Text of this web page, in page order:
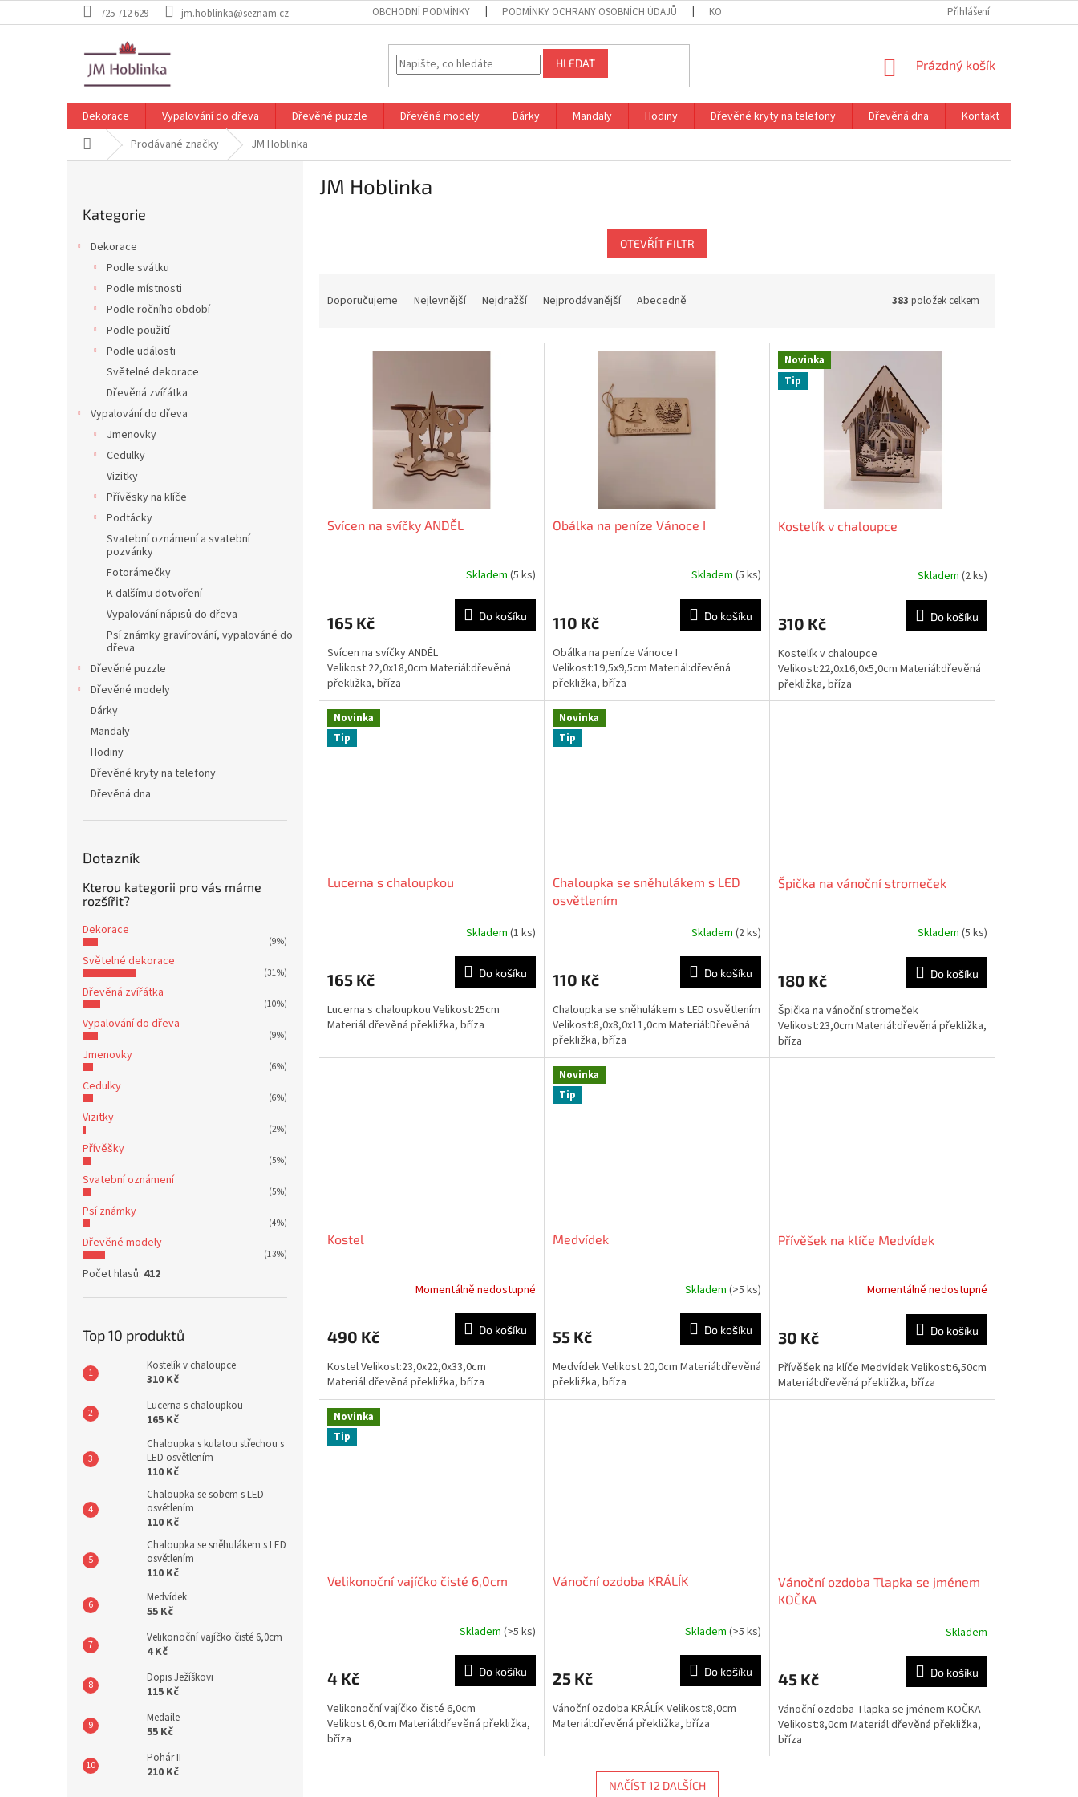
na
725 712 629 jm.hoblinka@seznam.cz OBCHODNÍ PODMÍNKY PODMÍNKY OCHRANY OSOBNÍCH ÚDAJŮ KONTAKT Přihlášení
HLEDAT
NÁKUPNÍ
Prázdný košík
Dekorace Vypalování do dřeva Dřevěné puzzle Dřevěné modely Dárky Mandaly Hodiny Dřevěné kryty na telefony Dřevěná dna
Kontakt
Domů Prodávané značky JM Hoblinka
kategorie
Kategorie
Dekorace
Podle svátku
Podle místnosti
Podle ročního období
Podle použití
Podle události
Světelné dekorace
Dřevěná zvířátka
Vypalování do dřeva
Jmenovky
Cedulky
Vizitky
Přívěsky na klíče
Podtácky
Svatební oznámení a svatební
pozvánky
Fotorámečky
K dalšímu dotvoření
Vypalování nápisů do dřeva
Psí známky gravírování, vypalováné do
dřeva
Dřevěné puzzle
Dřevěné modely
Dárky
Mandaly
Hodiny
Dřevěné kryty na telefony
Dřevěná dna
Dotazník
Kterou kategorii pro vás máme
rozšířit?
Dekorace
(9%)
Světelné dekorace
(31%)
Dřevěná zvířátka
(10%)
Vypalování do dřeva
(9%)
Jmenovky
(6%)
Cedulky
(6%)
Vizitky
(2%)
Přívěšky
(5%)
Svatební oznámení
(5%)
Psí známky
(4%)
Dřevěné modely
(13%)
Počet hlasů: 412
Top 10 produktů
Kostelík v chaloupce
310 Kč
Lucerna s chaloupkou
165 Kč
Chaloupka s kulatou střechou s
LED osvětlením
110 Kč
Chaloupka se sobem s LED
osvětlením
110 Kč
Chaloupka se sněhulákem s LED
osvětlením
110 Kč
Medvídek
55 Kč
Velikonoční vajíčko čisté 6,0cm
4 Kč
Dopis Ježíškovi
115 Kč
Medaile
55 Kč
Pohár II
210 Kč
JM Hoblinka
OTEVŘÍT FILTR
Doporučujeme Nejlevnější Nejdražší Nejprodávanější Abecedně 383 položek celkem
Svícen na svíčky ANDĚL
Skladem (5 ks)
165 Kč Do košíku
Svícen na svíčky ANDĚL
Velikost:22,0x18,0cm Materiál:dřevěná
překližka, bříza
Obálka na peníze Vánoce I
Skladem (5 ks)
110 Kč Do košíku
Obálka na peníze Vánoce I
Velikost:19,5x9,5cm Materiál:dřevěná
překližka, bříza
Novinka
Tip
Kostelík v chaloupce
je
z
5
hvězdiček.
Skladem (2 ks)
310 Kč Do košíku
Kostelík v chaloupce
Velikost:22,0x16,0x5,0cm Materiál:dřevěná
překližka, bříza
Novinka
Tip
Lucerna s chaloupkou
je
z
5
Skladem (1 ks)
165 Kč Do košíku
Lucerna s chaloupkou Velikost:25cm
Materiál:dřevěná překližka, bříza
Novinka
Tip
Chaloupka se sněhulákem s LED
osvětlením
Skladem (2 ks)
110 Kč Do košíku
Chaloupka se sněhulákem s LED osvětlením
Velikost:8,0x8,0x11,0cm Materiál:Dřevěná
překližka, bříza
Špička na vánoční stromeček
Skladem (5 ks)
180 Kč Do košíku
Špička na vánoční stromeček
Velikost:23,0cm Materiál:dřevěná překližka,
bříza
Kostel
je
z
5
hvězdiček.
Momentálně nedostupné
490 Kč Do košíku
Kostel Velikost:23,0x22,0x33,0cm
Materiál:dřevěná překližka, bříza
Novinka
Tip
Medvídek
Skladem (>5 ks)
55 Kč Do košíku
Medvídek Velikost:20,0cm Materiál:dřevěná
překližka, bříza
Přívěšek na klíče Medvídek
Momentálně nedostupné
30 Kč Do košíku
Přívěšek na klíče Medvídek Velikost:6,50cm
Materiál:dřevěná překližka, bříza
Novinka
Tip
Velikonoční vajíčko čisté 6,0cm
Skladem (>5 ks)
4 Kč Do košíku
Velikonoční vajíčko čisté 6,0cm
Velikost:6,0cm Materiál:dřevěná překližka,
bříza
Vánoční ozdoba KRÁLÍK
Skladem (>5 ks)
25 Kč Do košíku
Vánoční ozdoba KRÁLÍK Velikost:8,0cm
Materiál:dřevěná překližka, bříza
Vánoční ozdoba Tlapka se jménem
KOČKA
Skladem
45 Kč Do košíku
Vánoční ozdoba Tlapka se jménem KOČKA
Velikost:8,0cm Materiál:dřevěná překližka,
bříza
NAČÍST 12 DALŠÍCH